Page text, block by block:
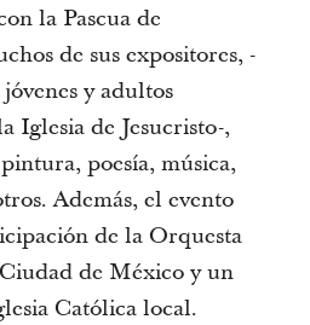
la Pascua de
de sus expositores, -
y adultos
Iglesia de Jesucristo-,
poesía, música,
Además, el evento
de la Orquesta
de México y un
Católica local.